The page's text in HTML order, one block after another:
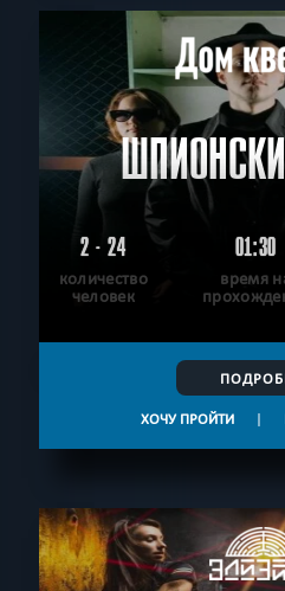
2 - 24
количество
человек
01:30
время
ХОЧУ ПРОЙТИ |